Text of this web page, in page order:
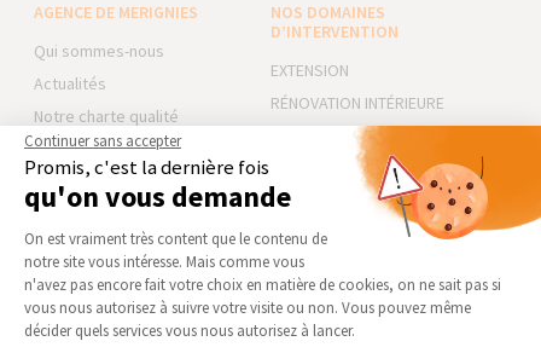
AGENCE DE MERIGNIES
Qui sommes-nous
Actualités
Notre charte qualité
Partenaires
Trouver une agence
Devenir franchisé
Foire aux Questions
Conditions générales
d’intervention
Mentions légales
NOS DOMAINES
D’INTERVENTION
EXTENSION
RÉNOVATION INTÉRIEURE
TRAVAUX EXTÉRIEURS
NOS PARTENAIRES
La Maison des Architectes
Expert Bricolage
Intégrer notre réseau
Des travaux pour les pros ?
Continuer sans accepter
Promis, c'est la dernière fois
qu'on vous demande
Plateforme de Gestion du
On est vraiment très content que le contenu de
notre site vous intéresse. Mais comme vous
n'avez pas encore fait votre choix en matière de cookies, on ne sait pas si
vous nous autorisez à suivre votre visite ou non. Vous pouvez même
décider quels services vous nous autorisez à lancer.
Axeptio consent